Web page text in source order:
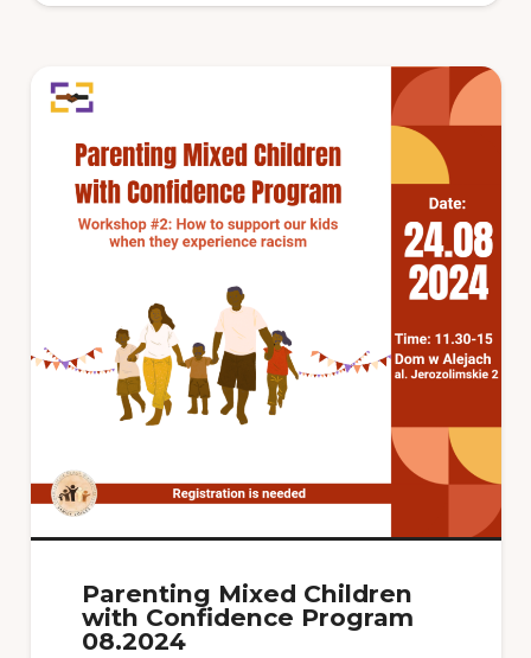
Parenting Mixed Children
with Confidence Program
08.2024